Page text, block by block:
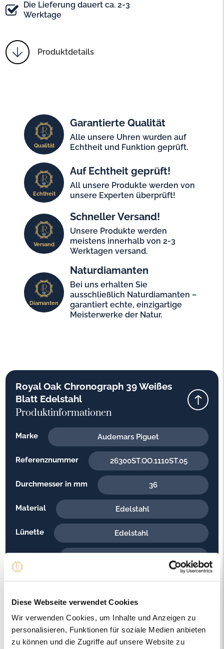
Diese Webseite verwendet Cookies
Wir verwenden Cookies, um Inhalte und Anzeigen zu
personalisieren, Funktionen für soziale Medien anbieten
zu können und die Zugriffe auf unsere Website zu
Die Lieferung dauert ca. 2-3
Werktage
Produktdetails
Qualität
Garantierte Qualität
Alle unsere Uhren wurden auf
Echtheit und Funktion geprüft.
Echtheit
Auf Echtheit geprüft!
All unsere Produkte werden von
unsere Experten überprüft!
Versand
Schneller Versand!
Unsere Produkte werden
meistens innerhalb von 2-3
Werktagen versand.
Diamanten
Naturdiamanten
Bei uns erhalten Sie
ausschließlich Naturdiamanten –
garantiert echte, einzigartige
Meisterwerke der Natur.
Royal Oak Chronograph 39 Weißes
Blatt Edelstahl
Produktinformationen
Marke Audemars Piguet
Referenznummer 26300ST.OO.1110ST.05
Durchmesser in mm 36
Material Edelstahl
Lünette Edelstahl
Armband
Aufzug Automatik
Baujahr 2010
Besonderheit Chronograph